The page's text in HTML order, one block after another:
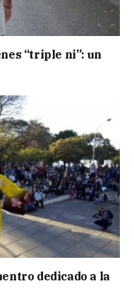
“triple ni”: un
dedicado a la